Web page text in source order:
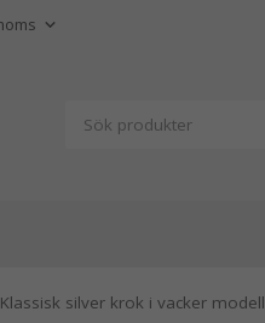
Klassisk silver krok i vacker modell